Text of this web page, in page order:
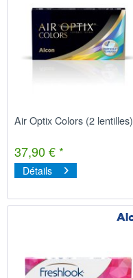
Air Optix Colors (2 lentilles)
37,90 € *
Détails